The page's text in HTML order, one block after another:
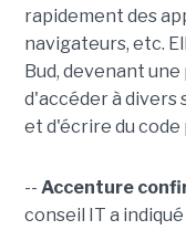
rapidement des
navigateurs, etc.
Bud, devenant
d'accéder à divers
et d'écrire du
-- Accenture
conseil IT a indiqué